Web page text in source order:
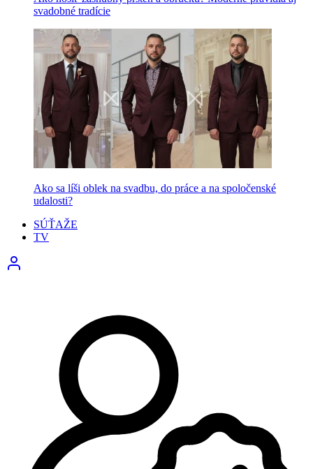
svadobné tradície
Ako sa líši oblek na svadbu, do práce a na spoločenské
udalosti?
SÚŤAŽE
TV